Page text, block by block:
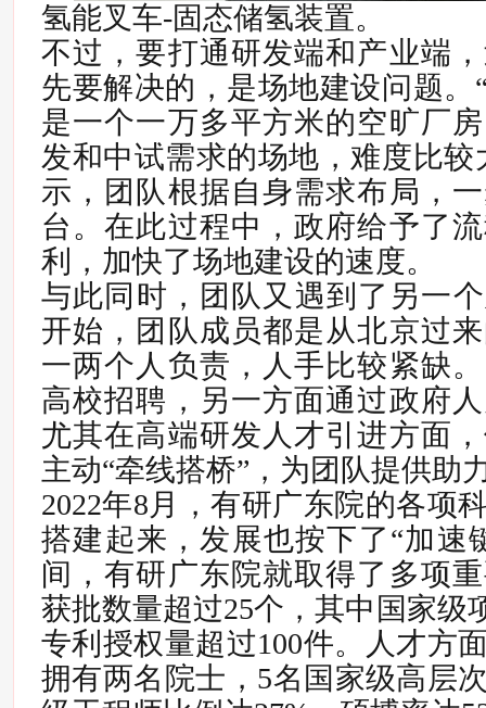
氢能叉车-固态储氢装置。
不过，要打通研发端和产业端
先要解决的，是场地建设问题。
是一个一万多平方米的空旷厂
发和中试需求的场地，难度比较
示，团队根据自身需求布局，
台。在此过程中，政府给予了
利，加快了场地建设的速度。
与此同时，团队又遇到了另一
开始，团队成员都是从北京过
一两个人负责，人手比较紧缺
高校招聘，另一方面通过政府
尤其在高端研发人才引进方面
主动“牵线搭桥”，为团队提供助
2022年8月，有研广东院的各项
搭建起来，发展也按下了“加速
间，有研广东院就取得了多项
获批数量超过25个，其中国家级
专利授权量超过100件。
人才方
拥有两名院士，5名国家级高层